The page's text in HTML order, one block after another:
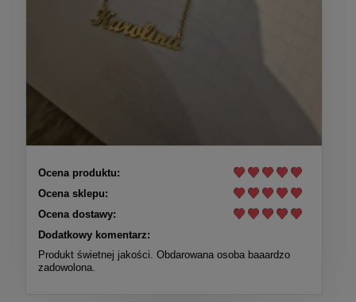
Ocena produktu:
Ocena sklepu:
Ocena dostawy:
Dodatkowy komentarz:
Produkt świetnej jakości. Obdarowana osoba baaardzo
zadowolona.